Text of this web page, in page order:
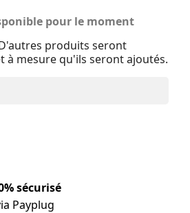
pour le moment
produits seront
à mesure qu'ils seront ajoutés.
sécurisé
Payplug